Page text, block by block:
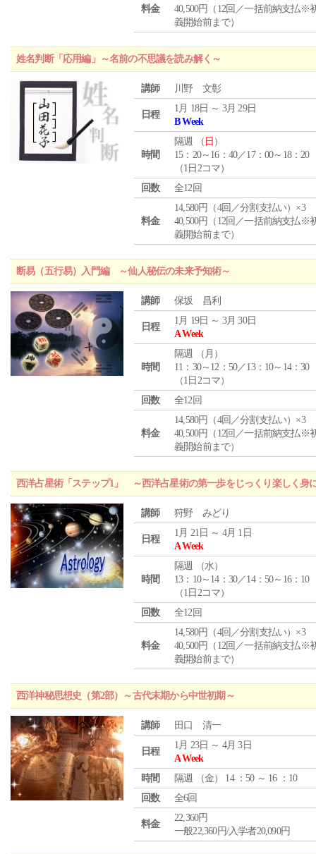
料金
40,500円（12回／一括前納支払※
義開始前まで）
姓名判断「応用編」～名前の不思議を読み解く～
講師 川野 文彰
日程
1月 18日 ～ 3月 29日
B Week
時間
隔週 （ 日 ）
15：20～16：40／17：00～18：20
（1日2コマ）
回数
全12回
料金
14,580円（4回／分割支払い）×3
40,500円（12回／一括前納支払※
義開始前まで）
断易（五行易）入門編 ～仙人秘伝の未来予知術～
講師 保坂 昌利
日程
1月 19日 ～ 3月 30日
A Week
時間
隔週 （ 月 ）
11：30～12：50／13：10～14：30
（1日2コマ）
回数
全12回
料金
14,580円（4回／分割支払い）×3
40,500円（12回／一括前納支払※
義開始前まで）
西洋占星術「ステップ1」 ～西洋占星術の第一歩をじっくり楽しく身
講師 狩野 みどり
日程
1月 21日 ～ 4月 1日
A Week
時間
隔週 （水）
13：10～14：30／14：50～16：10
（1日2コマ）
回数
全12回
料金
14,580円（4回／分割支払い）×3
40,500円（12回／一括前納支払※
義開始前まで）
西洋神秘思想史（第2部）～古代末期から中世初期～
講師 田口 清一
日程
1月 23日 ～ 4月 3日
A Week
時間
隔週 （金） 14 ：50 ～ 16 ：10
回数
全6回
料金
22,360円
一般22,360円/入学者20,090円